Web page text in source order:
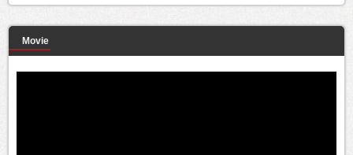
Movie